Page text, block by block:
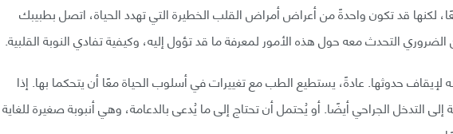
لكنها قد تكون واحدةً من أعراض أمراض القلب الخطيرة التي تهدد الحياة، اتصل بطبيبك
التحدث معه حول هذه الأمور لمعرفة ما قد تؤول إليه، وكيفية تفادي النوبة القلبية.
لإيقاف حدوثها. عادةً، يستطيع الطب مع تغييرات في أسلوب الحياة معًا أن يتحكما بها. إذا
التدخل الجراحي أيضًا. أو يُحتمل أن تحتاج إلى ما يُدعى بالدعامة، وهي أنبوبة صغيرة للغاية